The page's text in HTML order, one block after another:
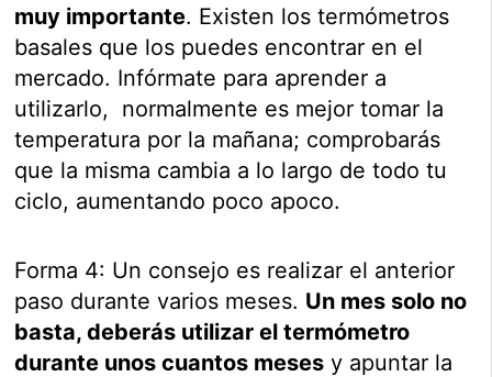
muy importante. Existen los termómetros
basales que los puedes encontrar en el
mercado. Infórmate para aprender a
utilizarlo, normalmente es mejor tomar la
temperatura por la mañana; comprobarás
que la misma cambia a lo largo de todo tu
ciclo, aumentando poco apoco.
Forma 4: Un consejo es realizar el anterior
paso durante varios meses. Un mes solo no
basta, deberás utilizar el termómetro
durante unos cuantos meses y apuntar la